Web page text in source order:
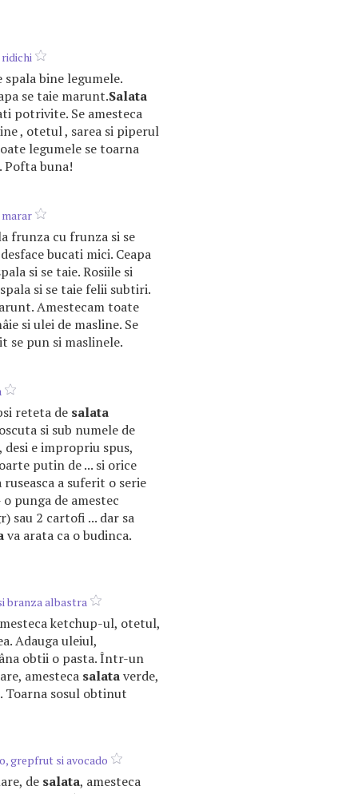
spala bine legumele.
se taie marunt.Salata
potrivite. Se amesteca
, otetul , sarea si piperul
legumele se toarna
Pofta buna!
frunza cu frunza si se
bucati mici. Ceapa
si se taie. Rosiile si
si se taie felii subtiri.
Amestecam toate
si ulei de masline. Se
se pun si maslinele.
reteta de salata
si sub numele de
e impropriu spus,
putin de ... si orice
ruseasca a suferit o serie
punga de amestec
sau 2 cartofi ... dar sa
va arata ca o budinca.
branza albastra
ketchup-ul, otetul,
Adauga uleiul,
obtii o pasta. Într-un
amesteca salataverde,
Toarna sosul obtinut
grepfrut si avocado
de salata, amesteca